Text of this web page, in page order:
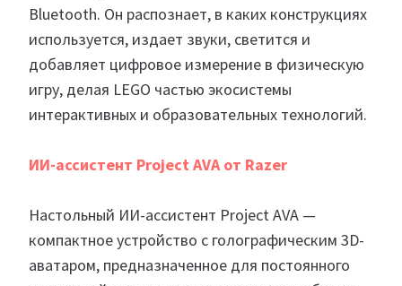
Bluetooth. Он распознает, в каких конструкциях
используется, издает звуки, светится и
добавляет цифровое измерение в физическую
игру, делая LEGO частью экосистемы
интерактивных и образовательных технологий.
ИИ-ассистент Project AVA от Razer
Настольный ИИ-ассистент Project AVA —
компактное устройство с голографическим 3D-
аватаром, предназначенное для постоянного